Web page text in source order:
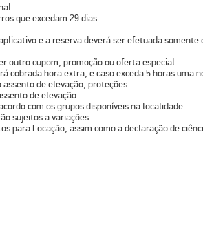
que excedam 29 dias.
e a reserva deverá ser efetuada somente
outro cupom, promoção ou oferta especial.
cobrada hora extra, e caso exceda 5 horas uma
de elevação, proteções.
de elevação.
com os grupos disponíveis na localidade.
sujeitos a variações.
para Locação, assim como a declaração de